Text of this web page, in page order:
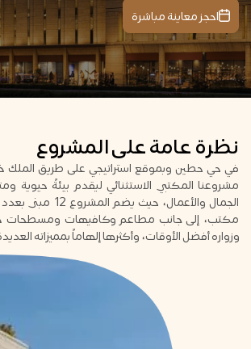
احجز معاينة مباشرة
نظرة عامة على المشروع
في حي حطين وبموقع استراتيجي على طريق الملك
مشروعنا المكتبي الاستثنائي ليقدم بيئةً حيوية
مكتب، إلى جانب مطاعم وكافيهات ومسطحات
وزواره أفضل الأوقات، وأكثرها إلهاماً بمميزاته